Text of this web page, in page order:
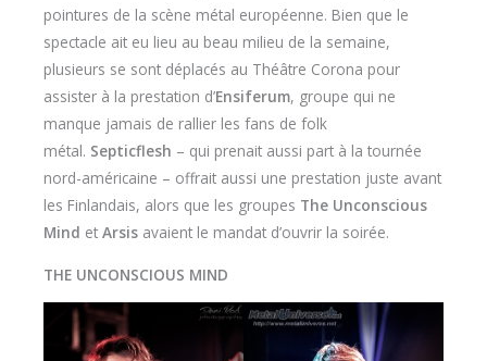
pointures de la scène métal européenne. Bien que le
spectacle ait eu lieu au beau milieu de la semaine,
plusieurs se sont déplacés au Théâtre Corona pour
assister à la prestation d’Ensiferum, groupe qui ne
manque jamais de rallier les fans de folk
métal. Septicflesh – qui prenait aussi part à la tournée
nord-américaine – offrait aussi une prestation juste avant
les Finlandais, alors que les groupes The Unconscious
Mind et Arsis avaient le mandat d’ouvrir la soirée.
THE UNCONSCIOUS MIND